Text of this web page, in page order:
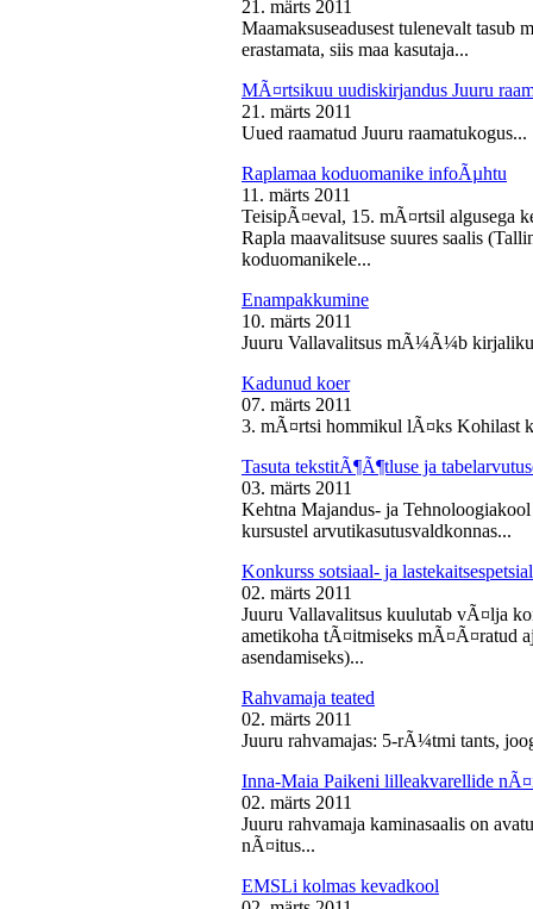
21. märts 2011
Maamaksuseadusest tulenevalt tasub
erastamata, siis maa kasutaja...
MÃ¤rtsikuu uudiskirjandus Juuru
21. märts 2011
Uued raamatud Juuru raamatukogus...
Raplamaa koduomanike infoÃµhtu
11. märts 2011
TeisipÃ¤eval, 15. mÃ¤rtsil algusega
Rapla maavalitsuse suures saalis
koduomanikele...
Enampakkumine
10. märts 2011
Juuru Vallavalitsus mÃ¼Ã¼b kirjaliku
Kadunud koer
07. märts 2011
3. mÃ¤rtsi hommikul lÃ¤ks Kohilast
Tasuta tekstitÃ¶Ã¶tluse ja
03. märts 2011
Kehtna Majandus- ja
kursustel arvutikasutusvaldkonnas...
Konkurss sotsiaal- ja
02. märts 2011
Juuru Vallavalitsus kuulutab vÃ¤lja
ametikoha tÃ¤itmiseks mÃ¤Ã¤ratud
asendamiseks)...
Rahvamaja teated
02. märts 2011
Juuru rahvamajas: 5-rÃ¼tmi tants,
Inna-Maia Paikeni lilleakvarellide
02. märts 2011
Juuru rahvamaja kaminasaalis on
nÃ¤itus...
EMSLi kolmas kevadkool